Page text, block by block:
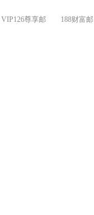
VIP126尊享邮 188财富邮